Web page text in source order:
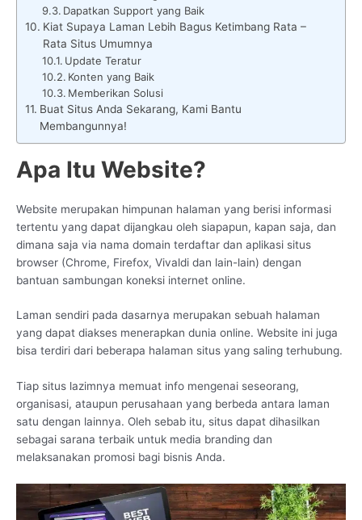
Dapatkan Support yang Baik
Kiat Supaya Laman Lebih Bagus Ketimbang Rata –
Rata Situs Umumnya
Update Teratur
Konten yang Baik
Memberikan Solusi
Buat Situs Anda Sekarang, Kami Bantu
Membangunnya!
Apa Itu Website?
Website merupakan himpunan halaman yang berisi informasi
tertentu yang dapat dijangkau oleh siapapun, kapan saja, dan
dimana saja via nama domain terdaftar dan aplikasi situs
browser (Chrome, Firefox, Vivaldi dan lain-lain) dengan
bantuan sambungan koneksi internet online.
Laman sendiri pada dasarnya merupakan sebuah halaman
yang dapat diakses menerapkan dunia online. Website ini juga
bisa terdiri dari beberapa halaman situs yang saling terhubung.
Tiap situs lazimnya memuat info mengenai seseorang,
organisasi, ataupun perusahaan yang berbeda antara laman
satu dengan lainnya. Oleh sebab itu, situs dapat dihasilkan
sebagai sarana terbaik untuk media branding dan
melaksanakan promosi bagi bisnis Anda.